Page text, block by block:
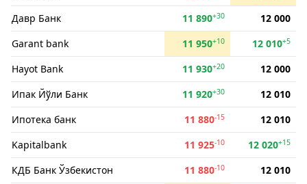
Давр Банк 11 890+30
12 000
Garant bank
11 950+10 12 010+5
Hayot Bank 11 930+20
12 000
Ипак Йўли Банк
11 920+30
12 010
Ипотека банк
11 880-15
12 010
Kapitalbank
11 925-10 12 020+15
КДБ Банк Ўзбекистон 11 880-10
12 010